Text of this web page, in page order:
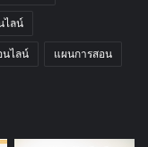
ไลน์
ไลน์ แผนการสอน